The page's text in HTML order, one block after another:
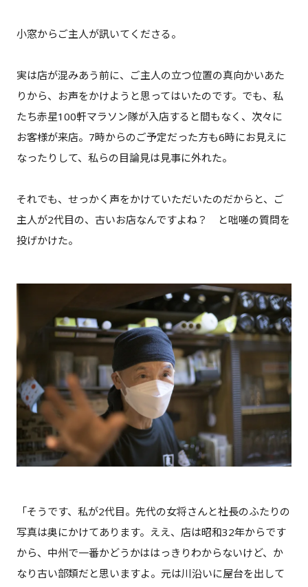
小窓からご主人が訊いてくださる。
実は店が混みあう前に、ご主人の立つ位置の真向かいあた
りから、お声をかけようと思ってはいたのです。でも、私
たち赤星100軒マラソン隊が入店すると間もなく、次々に
お客様が来店。7時からのご予定だった方も6時にお見えに
なったりして、私らの目論見は見事に外れた。
それでも、せっかく声をかけていただいたのだからと、ご
主人が2代目の、古いお店なんですよね？ と咄嗟の質問を
投げかけた。
「そうです、私が2代目。先代の女将さんと社長のふたりの
写真は奥にかけてあります。ええ、店は昭和32年からです
から、中州で一番かどうかははっきりわからないけど、か
なり古い部類だと思いますよ。元は川沿いに屋台を出して